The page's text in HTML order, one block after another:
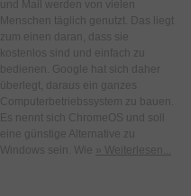
und Mail werden von vielen
Menschen täglich genutzt. Das liegt
zum einen daran, dass sie
kostenlos sind und einfach zu
bedienen. Google hat sich daher
überlegt, daraus ein ganzes
Computerbetriebssystem zu bauen.
Es nennt sich ChromeOS und soll
eine günstige Alternative zu
Windows sein. Wie
» Weiterlesen...